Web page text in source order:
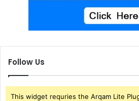
Follow Us
This widget requries the Arqam Lite